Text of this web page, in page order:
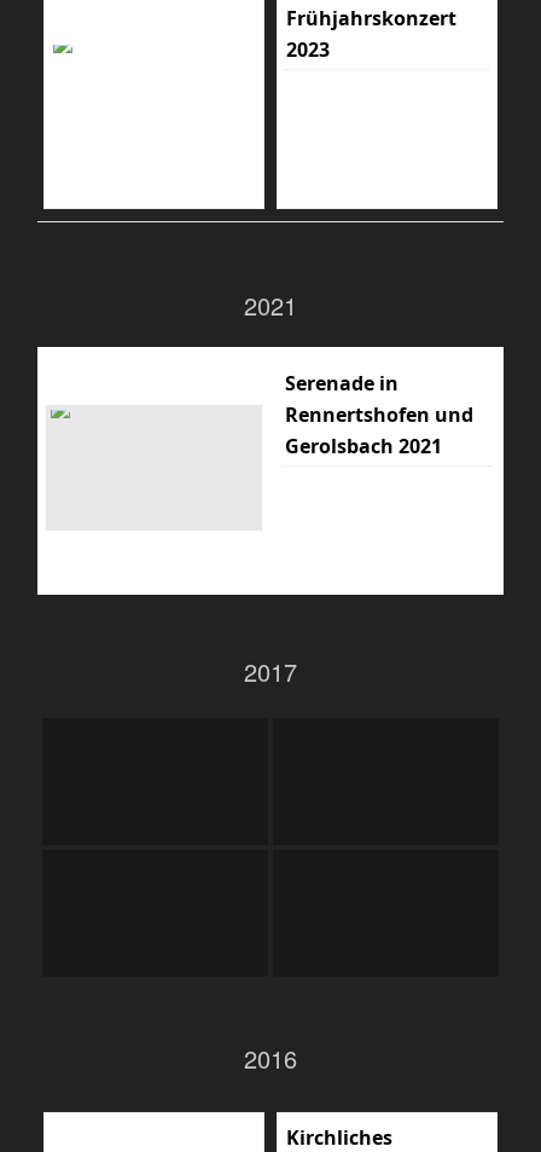
Frühjahrskonzert
2023
2021
Serenade in
Rennertshofen und
Gerolsbach 2021
2017
2016
Kirchliches